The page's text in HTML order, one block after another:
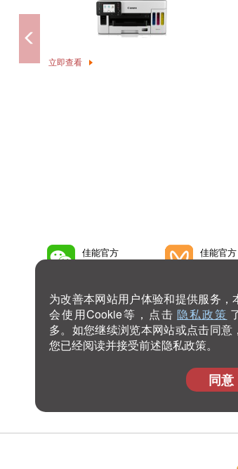
为改善本网站用户体验和提供服务，
会使用Cookie等，点击 隐私政策
多。如您继续浏览本网站或点击同意
您已经阅读并接受前述隐私政策。
同意
立即查看
佳能官方
佳能官方
佳能官方
微博号
佳能官方
抖音号
佳能官方
查看